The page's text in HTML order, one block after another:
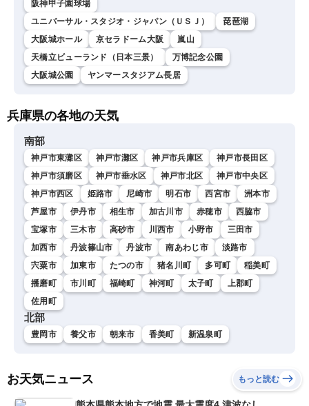
阪神甲子園球場
ユニバーサル・スタジオ・ジャパン（ＵＳＪ）
琵琶湖
大阪城ホール
京セラドーム大阪
嵐山
天橋立ビューランド（日本三景）
万博記念公園
大阪城公園
ヤンマースタジアム長居
兵庫県の各地の天気
南部
神戸市東灘区 神戸市灘区 神戸市兵庫区
神戸市長田区
神戸市須磨区
神戸市垂水区 神戸市北区
神戸市中央区
神戸市西区
姫路市 尼崎市 明石市 西宮市
洲本市
芦屋市
伊丹市 相生市 加古川市 赤穂市
西脇市
宝塚市
三木市 高砂市 川西市 小野市
三田市
加西市
丹波篠山市 丹波市 南あわじ市
淡路市
宍粟市
加東市 たつの市 猪名川町 多可町
稲美町
播磨町
市川町 福崎町 神河町 太子町
上郡町
佐用町
北部
豊岡市 養父市 朝来市 香美町 新温泉町
お天気ニュース もっと読む